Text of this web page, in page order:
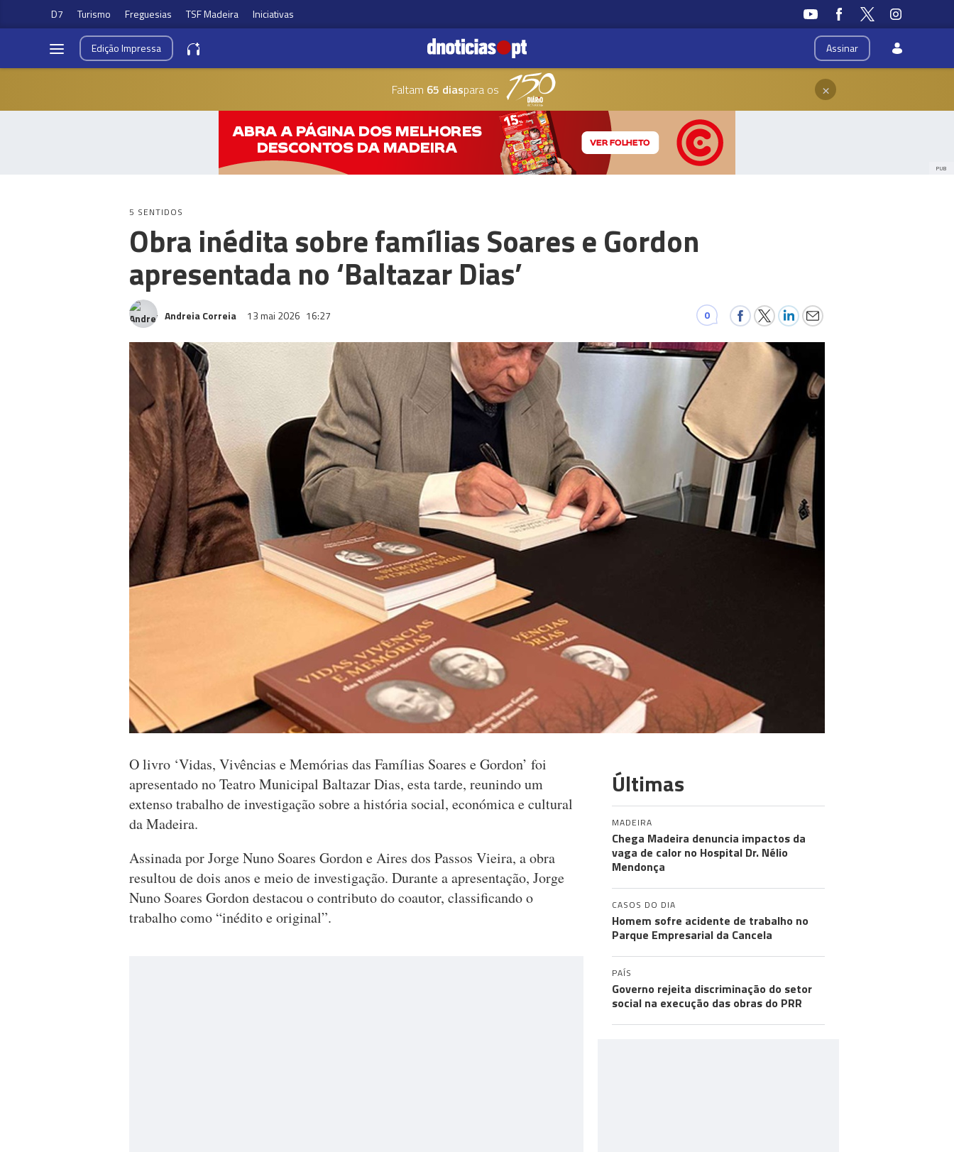
D7 Turismo Freguesias TSF Madeira Iniciativas
Assinar
EdiçãoImpressa
Faltam 65 diaspara os ×
PUB
5 SENTIDOS
Obra inédita sobre famílias Soares e Gordon
apresentada no ‘Baltazar Dias’
Andreia Correia 13 mai 2026 16:27 0
O livro ‘Vidas, Vivências e Memórias das Famílias Soares e Gordon’ foi
apresentado no Teatro Municipal Baltazar Dias, esta tarde, reunindo um
extenso trabalho de investigação sobre a história social, económica e cultural
da Madeira.
Assinada por Jorge Nuno Soares Gordon e Aires dos Passos Vieira, a obra
resultou de dois anos e meio de investigação. Durante a apresentação, Jorge
Nuno Soares Gordon destacou o contributo do coautor, classificando o
trabalho como “inédito e original”.
Últimas
MADEIRA
Chega Madeira denuncia impactos da
vaga de calor no Hospital Dr. Nélio
Mendonça
CASOS DO DIA
Homem sofre acidente de trabalho no
Parque Empresarial da Cancela
PAÍS
Governo rejeita discriminação do setor
social na execução das obras do PRR